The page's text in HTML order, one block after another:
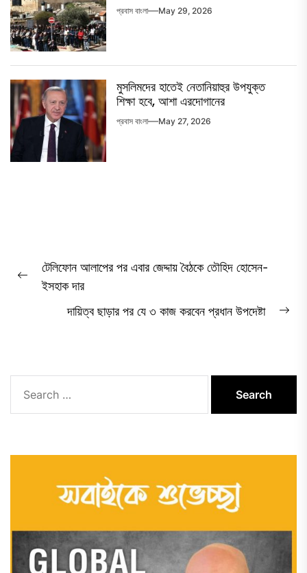
প্রবাস বাংলা May 29, 2026
মুসলিমদের হাতেই নেতানিয়াহুর উপযুক্ত
শিক্ষা হবে, আশা এরদোগানের
প্রবাস বাংলা May 27, 2026
Post
navigation
Previous
টেলিফোন আলাপের পর এবার জেদ্দায় বৈঠকে তৌহিদ হোসেন-
ইসহাক দার
দায়িত্ব ছাড়ার পর যে ৩ কাজ করবেন প্রধান উপদেষ্টা
for: